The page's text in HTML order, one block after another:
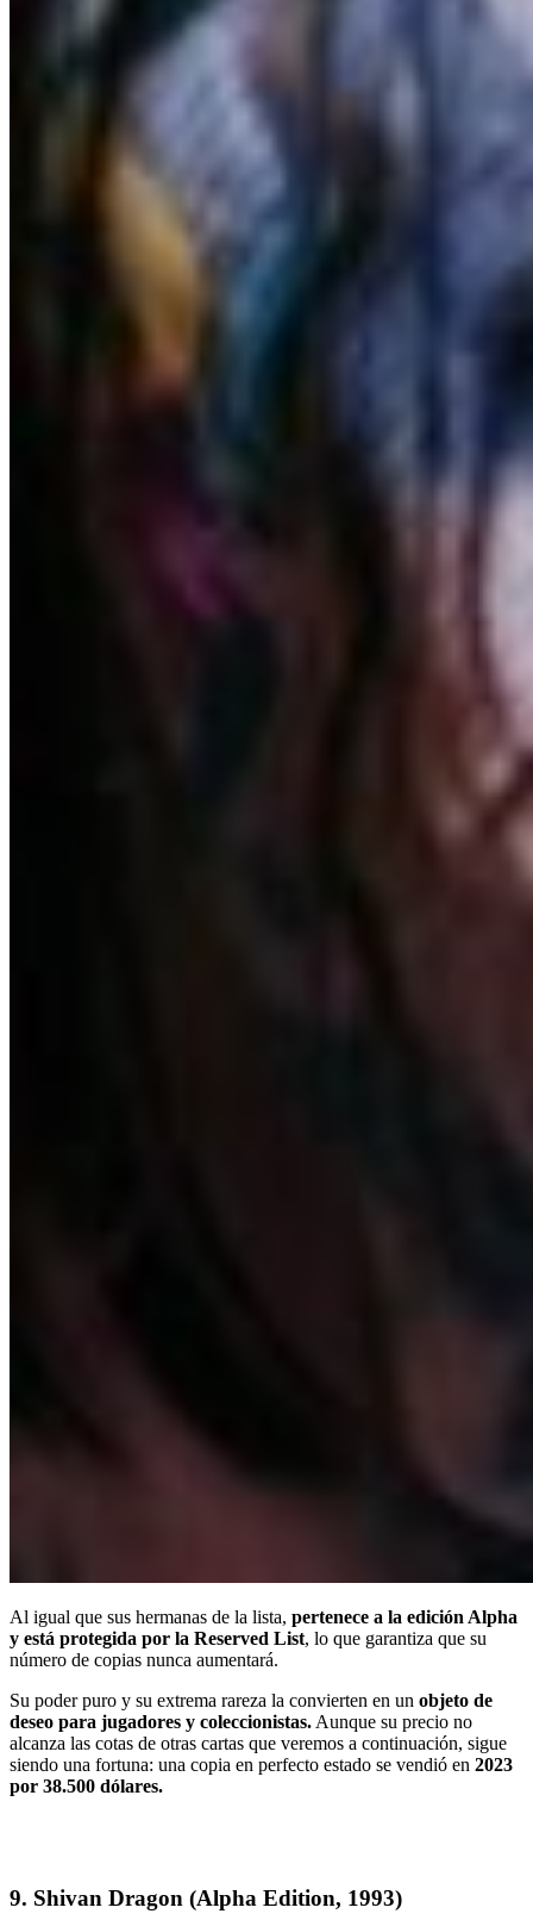
Al igual que sus hermanas de la lista, pertenece a la edición Alpha
y está protegida por la Reserved List, lo que garantiza que su
número de copias nunca aumentará.
Su poder puro y su extrema rareza la convierten en un objeto de
deseo para jugadores y coleccionistas. Aunque su precio no
alcanza las cotas de otras cartas que veremos a continuación, sigue
siendo una fortuna: una copia en perfecto estado se vendió en 2023
por 38.500 dólares.
9. Shivan Dragon (Alpha Edition, 1993)